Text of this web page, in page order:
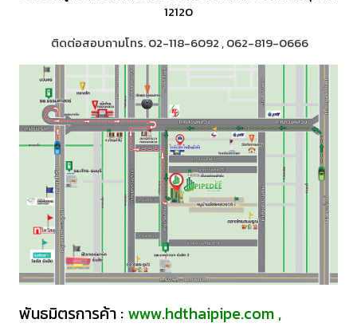
12120
ติดต่อสอบถามโทร. 02-118-6092 , 062-819-0666
พันธมิตรการค้า : www.hdthaipipe.com ,